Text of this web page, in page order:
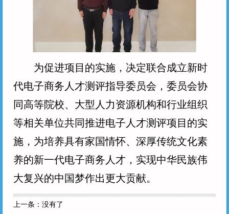
为促进项目的实施，决定联合成立新时
代电子商务 人才测评指导委员会，委员会协
同高等院校、大型人力资源机构和行业组织
等相关单位共同推进电子 人才测评项目的实
施， 为培养具有家国情怀、深厚传统文化素
养的新一代电子商务 人才，实现中华民族伟
大复兴的中国梦作出更大贡献。
上一条： 没有了